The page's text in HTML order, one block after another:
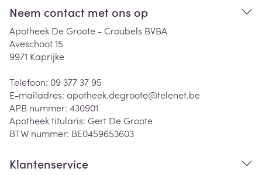
Neem contact met ons op
Apotheek De Groote - Croubels BVBA
Aveschoot 15
9971 Kaprijke
Telefoon: 09 377 37 95
E-mailadres: apotheek.degroote@telenet.be
APB nummer: 430901
Apotheek titularis: Gert De Groote
BTW nummer: BE0459653603
Klantenservice